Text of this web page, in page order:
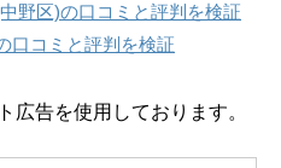
野区)の口コミと評判を検証
口コミと評判を検証
告を使用しております。